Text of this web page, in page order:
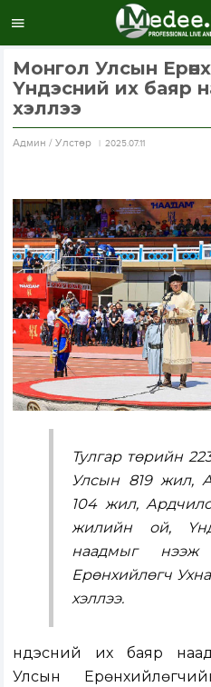
Монгол Улсын
Үндэсний их баяр
хэллээ
Aдмин / Улстөр 2025.07.11
Тулгар төрийн
Улсын 819 жил,
104 жил,
жилийн ой,
наадмыг
Ерөнхийлөгч
хэллээ.
Үндэсний их баяр
Улсын